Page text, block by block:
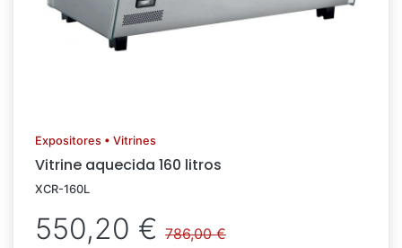
Expositores • Vitrines
Vitrine aquecida 160 litros
XCR-160L
550,20 € 786,00 €